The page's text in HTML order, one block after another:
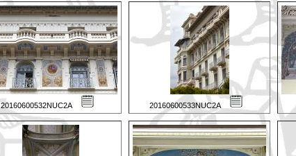
20160600532NUC2A 20160600533NUC2A